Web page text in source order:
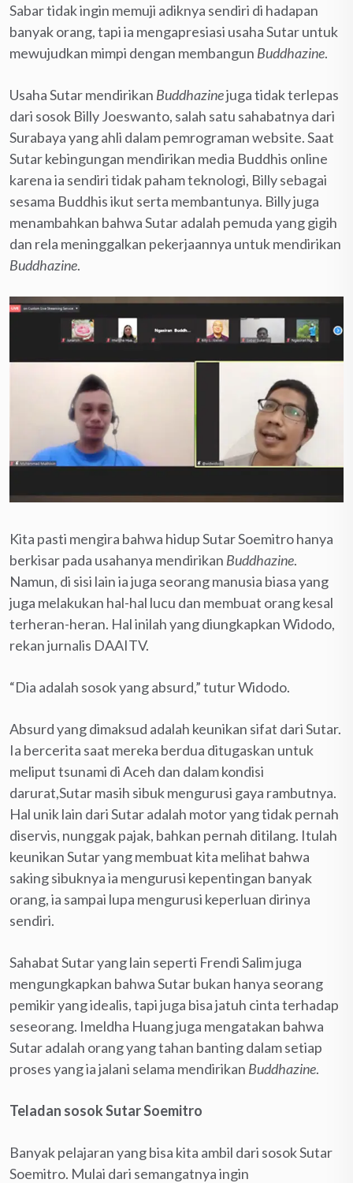
Sabar tidak ingin memuji adiknya sendiri di hadapan
banyak orang, tapi ia mengapresiasi usaha Sutar untuk
mewujudkan mimpi dengan membangun Buddhazine.
Usaha Sutar mendirikan Buddhazinejuga tidak terlepas
dari sosok Billy Joeswanto, salah satu sahabatnya dari
Surabaya yang ahli dalam pemrograman website. Saat
Sutar kebingungan mendirikan media Buddhis online
karena ia sendiri tidak paham teknologi, Billy sebagai
sesama Buddhis ikut serta membantunya. Billy juga
menambahkan bahwa Sutar adalah pemuda yang gigih
dan rela meninggalkan pekerjaannya untuk mendirikan
Buddhazine.
Kita pasti mengira bahwa hidup Sutar Soemitro hanya
berkisar pada usahanya mendirikan Buddhazine.
Namun, di sisi lain ia juga seorang manusia biasa yang
juga melakukan hal-hal lucu dan membuat orang kesal
terheran-heran. Hal inilah yang diungkapkan Widodo,
rekan jurnalis DAAITV.
“Dia adalah sosok yang absurd,” tutur Widodo.
Absurd yang dimaksud adalah keunikan sifat dari Sutar.
Ia bercerita saat mereka berdua ditugaskan untuk
meliput tsunami di Aceh dan dalam kondisi
darurat,Sutar masih sibuk mengurusi gaya rambutnya.
Hal unik lain dari Sutar adalah motor yang tidak pernah
diservis, nunggak pajak, bahkan pernah ditilang. Itulah
keunikan Sutar yang membuat kita melihat bahwa
saking sibuknya ia mengurusi kepentingan banyak
orang, ia sampai lupa mengurusi keperluan dirinya
sendiri.
Sahabat Sutar yang lain seperti Frendi Salim juga
mengungkapkan bahwa Sutar bukan hanya seorang
pemikir yang idealis, tapi juga bisa jatuh cinta terhadap
seseorang. Imeldha Huang juga mengatakan bahwa
Sutar adalah orang yang tahan banting dalam setiap
proses yang ia jalani selama mendirikan Buddhazine.
Teladan sosok Sutar Soemitro
Banyak pelajaran yang bisa kita ambil dari sosok Sutar
Soemitro. Mulai dari semangatnya ingin